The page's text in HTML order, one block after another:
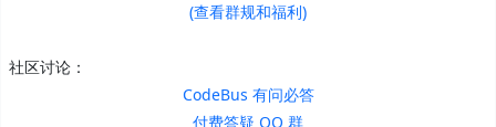
(查看群规和福利)
社区讨论：
CodeBus 有问必答
付费答疑 QQ 群